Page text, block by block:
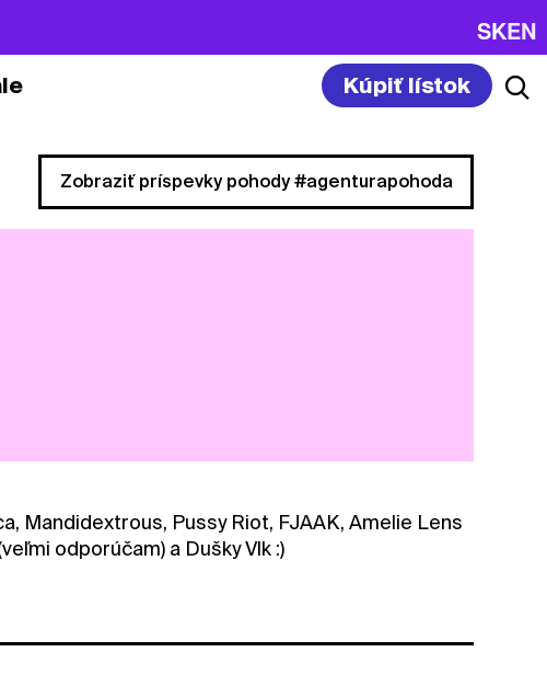
SKEN
Kúpiť lístok
Zobraziť príspevky pohody #agenturapohoda
Mandidextrous, Pussy Riot, FJAAK, Amelie Lens
odporúčam) a Dušky Vlk :)